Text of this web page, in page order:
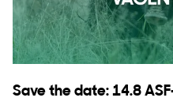
Save the date: 14.8